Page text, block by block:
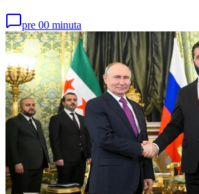
pre 00 minuta